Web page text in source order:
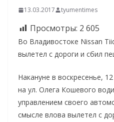
13.03.2017 tyumentimes
Просмотры: 2 605
Во Владивостоке Nissan
вылетел с дороги и сбил
Накануне в воскресенье,
на ул. Олега Кошевого
управлением своего
смысле влова вылетел с